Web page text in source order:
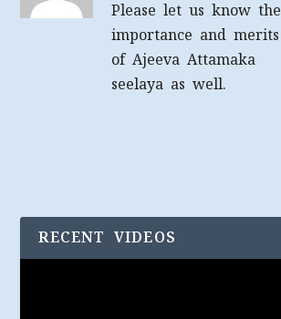
Please let us know the
importance and merits
of Ajeeva Attamaka
seelaya as well.
RECENT VIDEOS